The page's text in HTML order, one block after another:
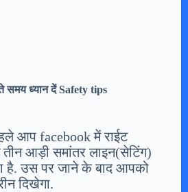
समय ध्यान दें Safety tips
आप facebook में राईट
तीन आड़ी समांतर लाइन(सेटिंग)
है. उस पर जाने के बाद आपको
दिखेगा.